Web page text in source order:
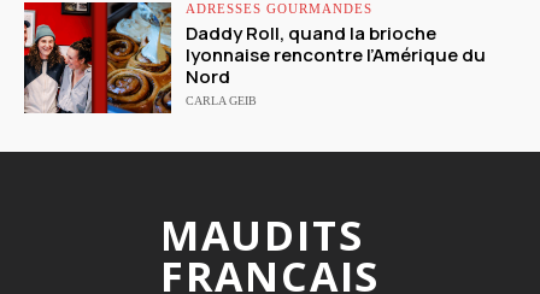
ADRESSES GOURMANDES
Daddy Roll, quand la brioche
lyonnaise rencontre l’Amérique du
Nord
CARLA GEIB
MAUDITS
FRANCAIS